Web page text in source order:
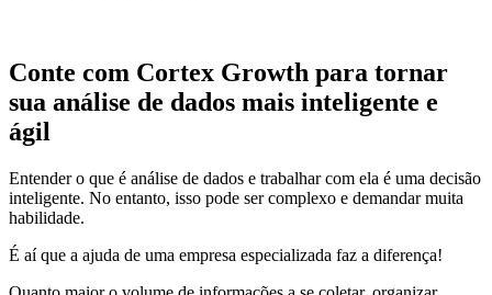
Conte com Cortex Growth para tornar
sua análise de dados mais inteligente e
ágil
Entender o que é análise de dados e trabalhar com ela é uma decisão
inteligente. No entanto, isso pode ser complexo e demandar muita
habilidade.
É aí que a ajuda de uma empresa especializada faz a diferença!